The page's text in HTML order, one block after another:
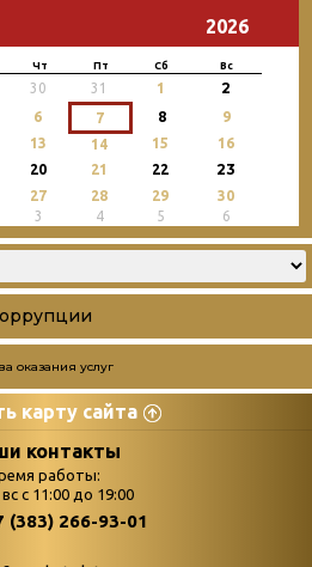
2026
Чт Пт Сб Вс
30 31 1 2
6 7 8
9
13 14 15
16
20 21 22 23
27 28 29
30
3 4 5 6
оказания услуг
карту сайта
поступлений
контакты
работы:
с 11:00 до 19:00
(383) 266-93-01